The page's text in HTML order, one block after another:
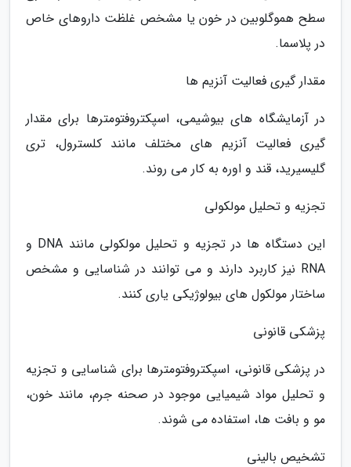
سطح هموگلوبین در خون یا مشخص غلظت داروهای خاص
در پلاسما.
مقدار گیری فعالیت آنزیم ها
در آزمایشگاه های بیوشیمی، اسپکتروفتومترها برای مقدار
گیری فعالیت آنزیم های مختلف مانند کلسترول، تری
گلیسیرید، قند و اوره به کار می روند.
تجزیه و تحلیل مولکولی
این دستگاه ها در تجزیه و تحلیل مولکولی مانند DNA و
RNA نیز کاربرد دارند و می توانند در شناسایی و مشخص
ساختار مولکول های بیولوژیکی یاری کنند.
پزشکی قانونی
در پزشکی قانونی، اسپکتروفتومترها برای شناسایی و تجزیه
و تحلیل مواد شیمیایی موجود در صحنه جرم، مانند خون،
مو و بافت ها، استفاده می شوند.
تشخیص بالینی